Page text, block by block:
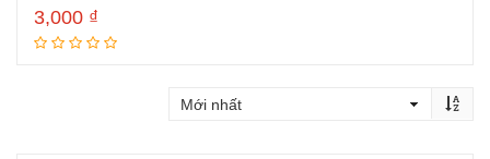
3,000 ₫